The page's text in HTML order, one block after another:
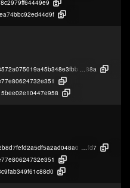
88a
fd7